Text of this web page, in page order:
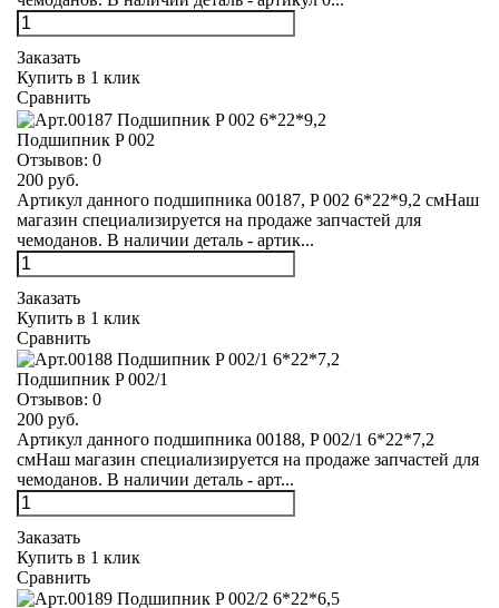
Заказать
Купить в 1 клик
Сравнить
Подшипник P 002
Отзывов: 0
200 руб.
Артикул данного подшипника 00187, P 002 6*22*9,2 смНаш
магазин специализируется на продаже запчастей для
чемоданов. В наличии деталь - артик...
Заказать
Купить в 1 клик
Сравнить
Подшипник P 002/1
Отзывов: 0
200 руб.
Артикул данного подшипника 00188, P 002/1 6*22*7,2
смНаш магазин специализируется на продаже запчастей для
чемоданов. В наличии деталь - арт...
Заказать
Купить в 1 клик
Сравнить